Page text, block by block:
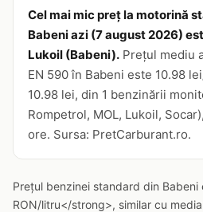
Cel mai mic preț la motorină
Babeni azi (7 august 2026)
Lukoil (Babeni). Prețul mediu
EN 590 în Babeni este 10.98
10.98 lei, din 1 benzinării
Rompetrol, MOL, Lukoil,
ore. Sursa: PretCarburant.ro.
Prețul benzinei standard din
RON/litru</strong>, similar cu